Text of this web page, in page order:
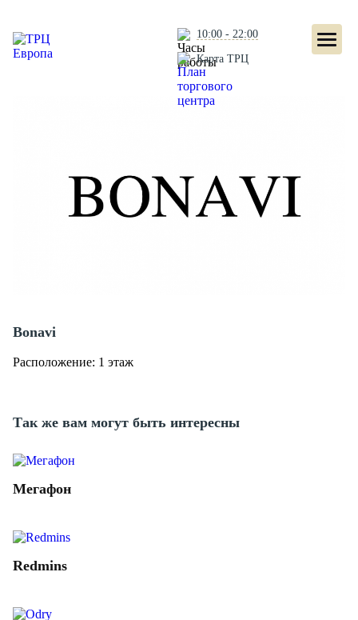
10:00 - 22:00
Карта ТРЦ
Bonavi
Расположение: 1 этаж
Так же вам могут быть интересны
Мегафон
Redmins